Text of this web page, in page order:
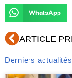
WhatsApp
Derniers actualités